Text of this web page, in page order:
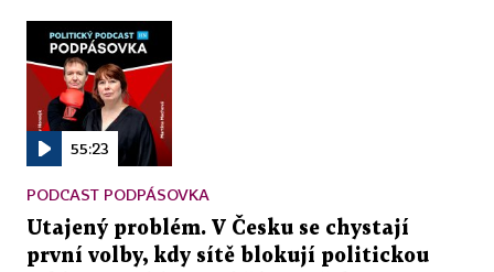
55:23
PODCAST PODPÁSOVKA
Utajený problém. V Česku se chystají
první volby, kdy sítě blokují politickou